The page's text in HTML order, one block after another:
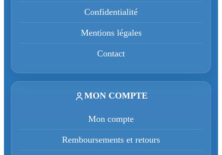
Confidentialité
Mentions légales
Contact
MON COMPTE
Mon compte
Remboursements et retours